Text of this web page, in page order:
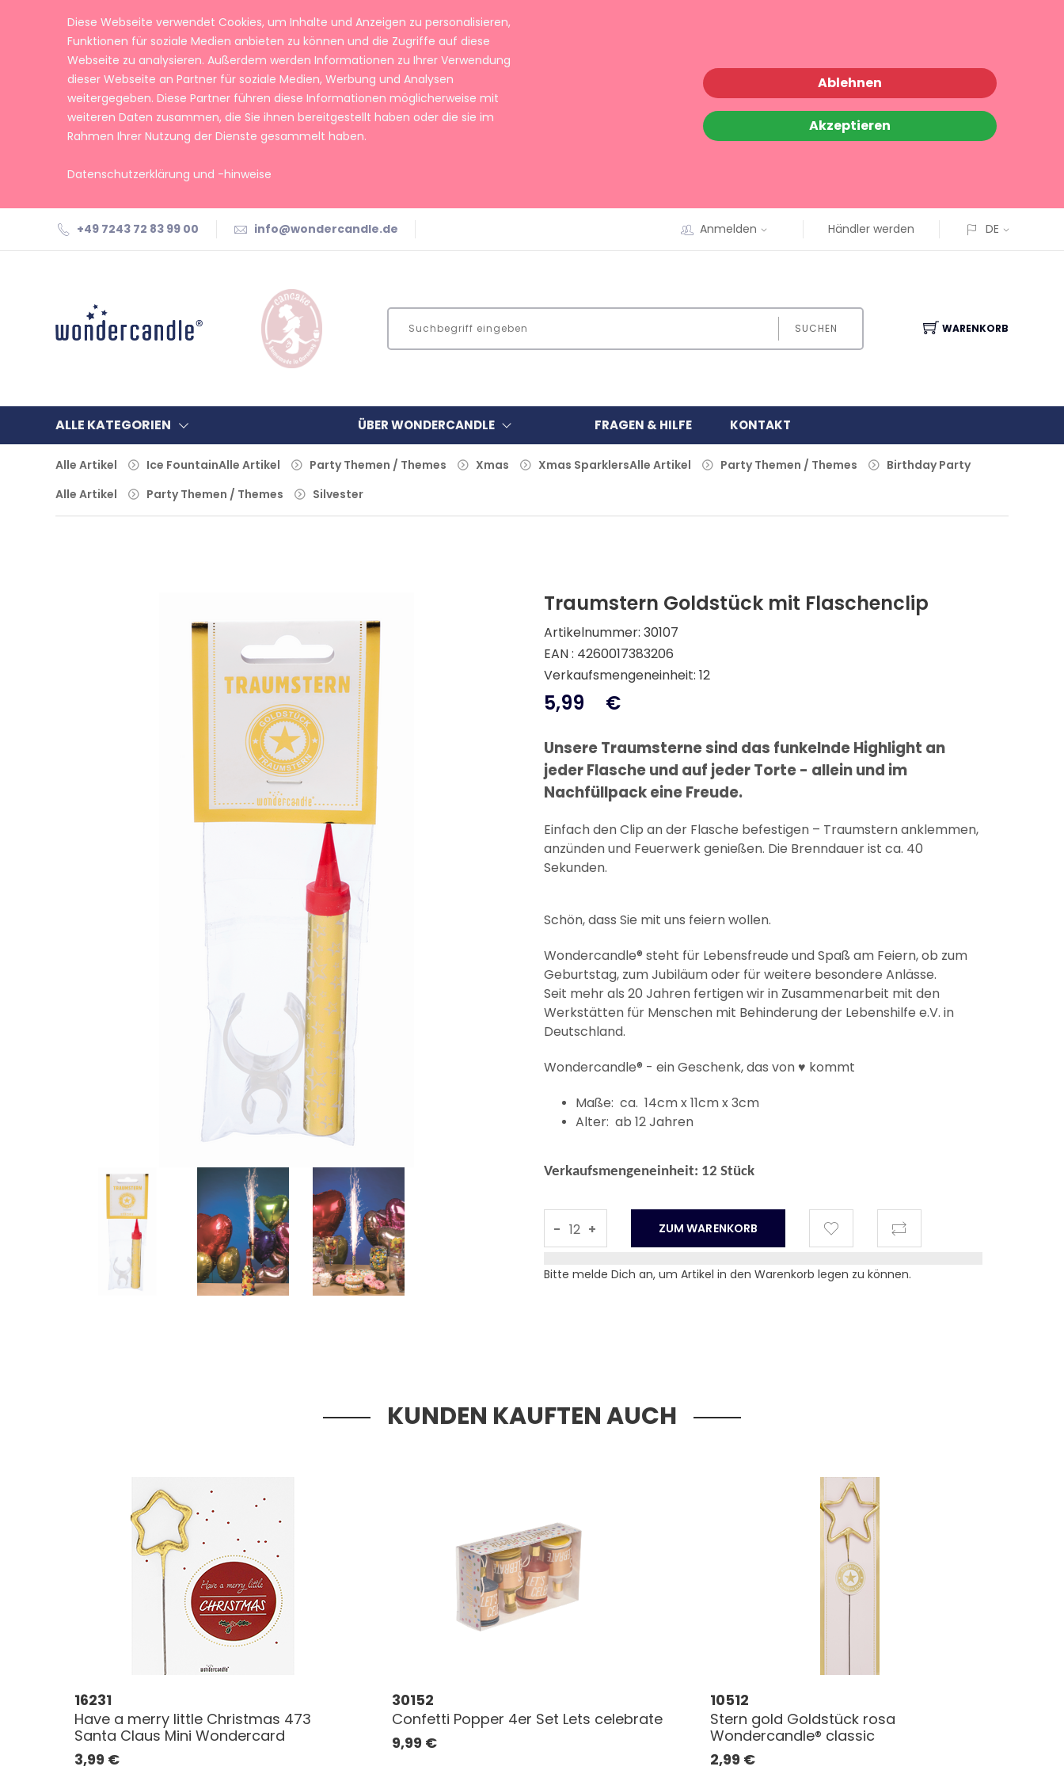
Diese Webseite verwendet Cookies, um Inhalte und Anzeigen zu personalisieren,
Funktionen für soziale Medien anbieten zu können und die Zugriffe auf diese
Webseite zu analysieren. Außerdem werden Informationen zu Ihrer Verwendung
dieser Webseite an Partner für soziale Medien, Werbung und Analysen
weitergegeben. Diese Partner führen diese Informationen möglicherweise mit
weiteren Daten zusammen, die Sie ihnen bereitgestellt haben oder die sie im
Rahmen Ihrer Nutzung der Dienste gesammelt haben.
Datenschutzerklärung und -hinweise
Ablehnen
Akzeptieren
+49 7243 72 83 99 00 info@wondercandle.de Anmelden Händler werden DE
SUCHEN WARENKORB
ALLE KATEGORIEN ÜBER WONDERCANDLE FRAGEN & HILFE KONTAKT
Alle Artikel Ice FountainAlle Artikel Party Themen / Themes Xmas Xmas SparklersAlle Artikel Party Themen / Themes
Birthday Party
Alle Artikel
Party Themen / Themes Silvester
Traumstern Goldstück mit Flaschenclip
Artikelnummer: 30107
EAN : 4260017383206
Verkaufsmengeneinheit: 12
5,99 €
Unsere Traumsterne sind das funkelnde Highlight an
jeder Flasche und auf jeder Torte - allein und im
Nachfüllpack eine Freude.
Einfach den Clip an der Flasche befestigen – Traumstern anklemmen,
anzünden und Feuerwerk genießen. Die Brenndauer ist ca. 40
Sekunden.
Schön, dass Sie mit uns feiern wollen.
Wondercandle® steht für Lebensfreude und Spaß am Feiern, ob zum
Geburtstag, zum Jubiläum oder für weitere besondere Anlässe.
Seit mehr als 20 Jahren fertigen wir in Zusammenarbeit mit den
Werkstätten für Menschen mit Behinderung der Lebenshilfe e.V. in
Deutschland.
Wondercandle® - ein Geschenk, das von ♥ kommt
Maße: ca. 14cm x 11cm x 3cm
Alter: ab 12 Jahren
Verkaufsmengeneinheit: 12 Stück
- +
Bitte melde Dich an, um Artikel in den Warenkorb legen zu können.
KUNDEN KAUFTEN AUCH
16231
Have a merry little Christmas 473
Santa Claus Mini Wondercard
3,99 €
30152
Confetti Popper 4er Set Lets celebrate
9,99 €
10512
Stern gold Goldstück rosa
Wondercandle® classic
2,99 €